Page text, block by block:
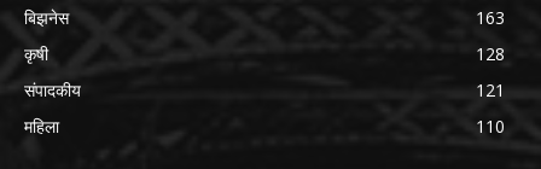
बिझनेस
163
कृषी
128
संपादकीय
121
महिला
110